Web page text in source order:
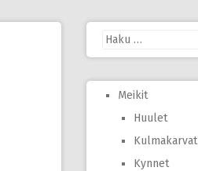
Haku:
Meikit
Huulet
Kulmakarvat
Kynnet